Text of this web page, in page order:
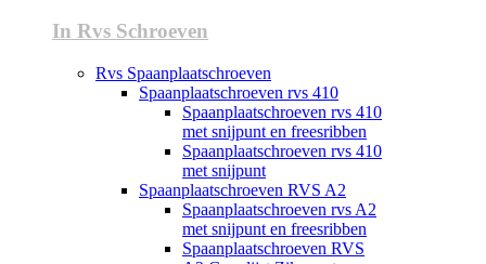
In Rvs Schroeven
Rvs Spaanplaatschroeven
Spaanplaatschroeven rvs 410
Spaanplaatschroeven rvs 410
met snijpunt en freesribben
Spaanplaatschroeven rvs 410
met snijpunt
Spaanplaatschroeven RVS A2
Spaanplaatschroeven rvs A2
met snijpunt en freesribben
Spaanplaatschroeven RVS